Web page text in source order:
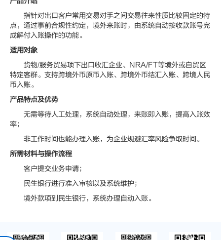
指针对出口客户常用交易对手之间交易往来性质比较固定的特
点，通过事前合规性约定，境外来账时，由系统自动按收款账号完
成解付入账操作的功能。
适用对象
货物/服务贸易项下出口收汇企业、NRA/FT等境外或自贸区
特定客群。支持跨境外币原币入账、跨境外币结汇入账、跨境人民
币入账。
产品特点及优势
无需等待人工处理，系统自动处理，来账即入账，提高入账效
率；
非工作时间也能办理入账，为企业规避汇率风险争取时间。
所需材料与操作流程
客户提交业务申请；
民生银行进行准入审核以及系统维护；
境外款项到民生银行，系统办理自动入账。